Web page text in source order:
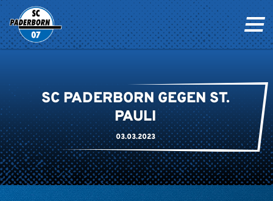
SC PADERBORN GEGEN ST.
PAULI
03.03.2023